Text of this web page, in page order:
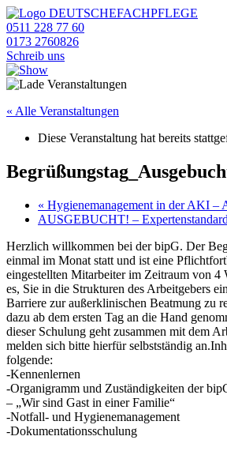
0511 228 77 60
0173 2760826
Schreib uns
« Alle Veranstaltungen
Diese Veranstaltung hat bereits
« Hygienemanagement in der AKI
AUSGEBUCHT! –
Herzlich willkommen bei der bipG. Der
einmal im Monat statt und ist eine
eingestellten Mitarbeiter im Zeitraum von 4
es, Sie in die Strukturen des Arbeitgebers
Barriere zur außerklinischen Beatmung zu
dazu ab dem ersten Tag an die Hand
dieser Schulung geht zusammen mit dem
melden sich bitte hierfür selbstständig
folgende:
-Kennenlernen
-Organigramm und Zuständigkeiten der
– „Wir sind Gast in einer Familie“
-Notfall- und Hygienemanagement
-Dokumentationsschulung